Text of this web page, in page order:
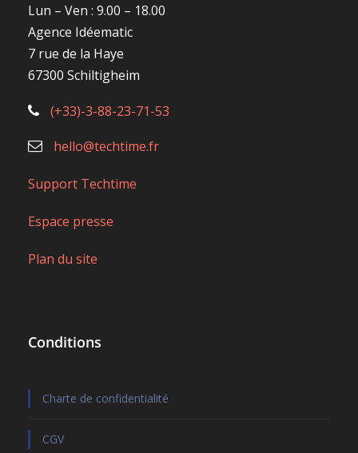
Lun – Ven : 9.00 – 18.00
Agence Idéematic
7 rue de la Haye
67300 Schiltigheim
(+33)-3-88-23-71-53
hello@techtime.fr
Support Techtime
Espace presse
Plan du site
Conditions
Charte de confidentialité
CGV